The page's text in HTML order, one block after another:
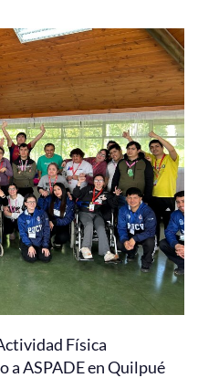
Física
a ASPADE en Quilpué